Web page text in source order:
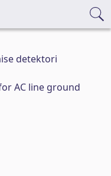
detektori
AC line ground